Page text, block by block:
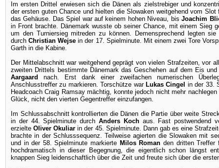
Im ersten Drittel erwiesen sich die Dänen als zielstrebiger und
der ersten guten Chance und hielten die Slowaken weitgehend vom
das Gehäuse. Das Spiel war auf keinem hohen Niveau, bisJoachim
in Front brachte. Dänemark wusste ob seiner Chance, mit einem Sieg
um den Turniersieg mitreden zu können. Demensprechend legten
durchChristian Wejse in der 17. Spielminute. Mit einem zwei Tore
Garth in die Kabine.
Der Mittelabschnitt war weitgehend geprägt von vielen Strafzeiten, vor
zweiten Drittels bestimmte Dänemark das Geschehen auf dem Eis
Aargaard
nach. Erst dank einer zweifachen numerischen
Anschlusstreffer zu markieren. Torschütze war Lukas Cingel in der 33.
Headcoach Craig Ramsay mächtig, konnte jedoch nicht mehr
Glück, nicht den vierten Gegentreffer einzufangen.
Im Schlussabschnitt kontrollierten die Dänen die Partie über weite
in der 44. Spielminute durch Anders Kochaus. Fast postwendend
erzielteOliver Okuliar in der 45. Spielminute. Dann gab es eine
brachte in der Schlusssequenz. Teilweise agierten die Slowaken mit
und in der 58. Spielminute markierte Milos Roman den dritten Treffer
hochdramatisch in dieser Begegnung, die eigentlich schon längst
knappen Sieg leidenschaftlich über die Zeit und freute sich über die